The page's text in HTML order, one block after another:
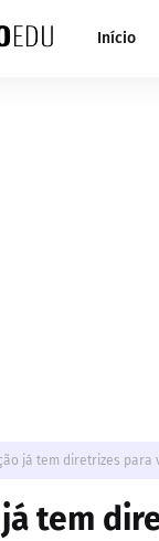
Início
já tem diretrizes
já tem